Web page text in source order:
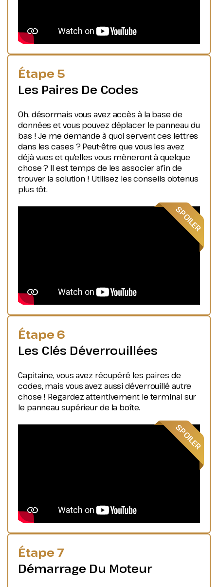
Étape 5
Les Paires De Codes
Oh, désormais vous avez accès à la base de
données et vous pouvez déplacer le panneau du
bas ! Je me demande à quoi servent ces lettres
dans les cases ? Peut-être que vous les avez
déjà vues et qu'elles vous mèneront à quelque
chose ? Il est temps de les associer afin de
trouver la solution ! Utilisez les conseils obtenus
plus tôt.
Étape 6
Les Clés Déverrouillées
Capitaine, vous avez récupéré les paires de
codes, mais vous avez aussi déverrouillé autre
chose ! Regardez attentivement le terminal sur
le panneau supérieur de la boîte.
Étape 7
Démarrage Du Moteur